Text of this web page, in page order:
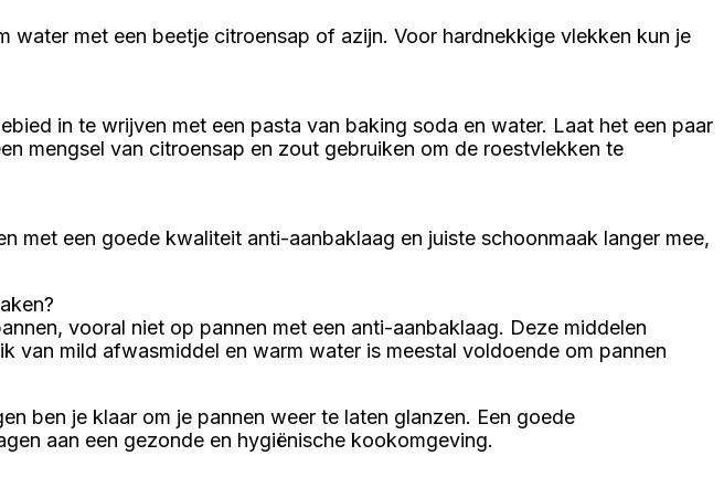
met een beetje citroensap of azijn. Voor hardnekkige vlekken kun je
in te wrijven met een pasta van baking soda en water. Laat het een paar
mengsel van citroensap en zout gebruiken om de roestvlekken te
met een goede kwaliteit anti-aanbaklaag en juiste schoonmaak langer mee,
vooral niet op pannen met een anti-aanbaklaag. Deze middelen
van mild afwasmiddel en warm water is meestal voldoende om pannen
ben je klaar om je pannen weer te laten glanzen. Een goede
aan een gezonde en hygiënische kookomgeving.